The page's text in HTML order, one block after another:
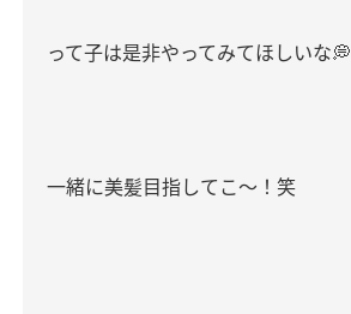
って子は是非やってみてほしいな💭
一緒に美髪目指してこ〜！笑